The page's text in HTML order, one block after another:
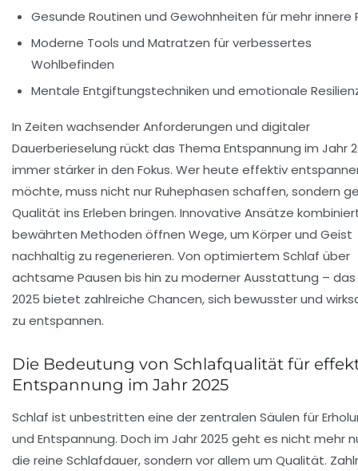
Gesunde Routinen und Gewohnheiten für mehr innere
Moderne Tools und Matratzen für verbessertes
Wohlbefinden
Mentale Entgiftungstechniken und emotionale
In Zeiten wachsender Anforderungen und digitaler
Dauerberieselung rückt das Thema Entspannung im Jahr
immer stärker in den Fokus. Wer heute effektiv
möchte, muss nicht nur Ruhephasen schaffen, sondern
Qualität ins Erleben bringen. Innovative Ansätze
bewährten Methoden öffnen Wege, um Körper und Geist
nachhaltig zu regenerieren. Von optimiertem Schlaf über
achtsame Pausen bis hin zu moderner Ausstattung – das
2025 bietet zahlreiche Chancen, sich bewusster und
zu entspannen.
Die Bedeutung von Schlafqualität für
Entspannung im Jahr 2025
Schlaf ist unbestritten eine der zentralen Säulen für
und Entspannung. Doch im Jahr 2025 geht es nicht mehr
die reine Schlafdauer, sondern vor allem um Qualität.